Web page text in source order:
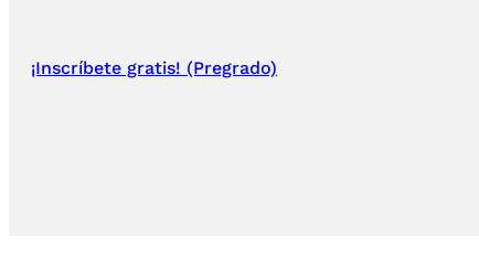
¡Inscríbete gratis! (Pregrado)